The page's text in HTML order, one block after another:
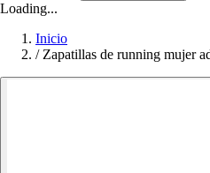
Loading...
Inicio
/ Zapatillas de running mujer